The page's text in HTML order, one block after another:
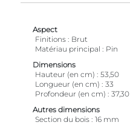
Aspect
Finitions
Brut
Matériau principal
Pin
Dimensions
Hauteur (en cm)
53,50
Longueur (en cm)
33
Profondeur (en cm)
37,30
Autres dimensions
Section du bois 16 mm